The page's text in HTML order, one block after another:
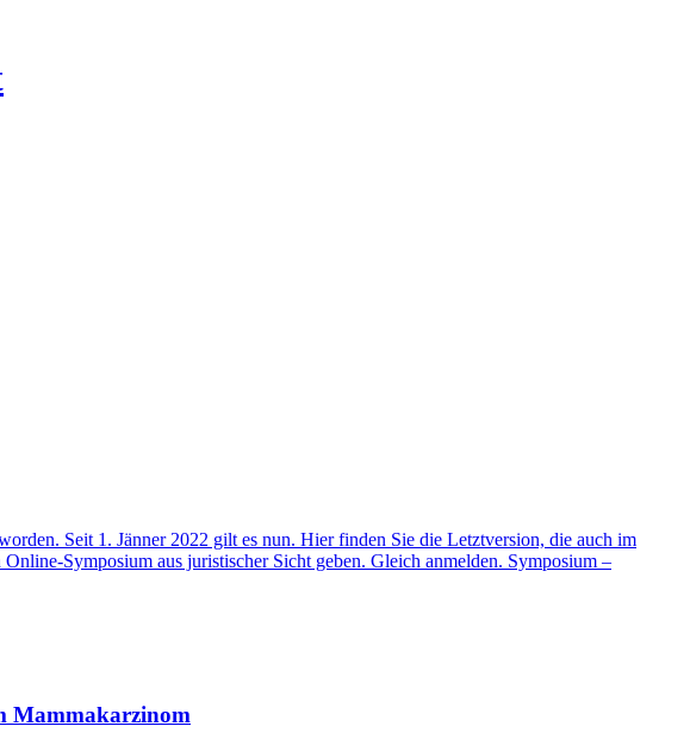
Seit 1. Jänner 2022 gilt es nun. Hier finden Sie die Letztversion, die auch im
Symposium aus juristischer Sicht geben. Gleich anmelden. Symposium –
Mammakarzinom